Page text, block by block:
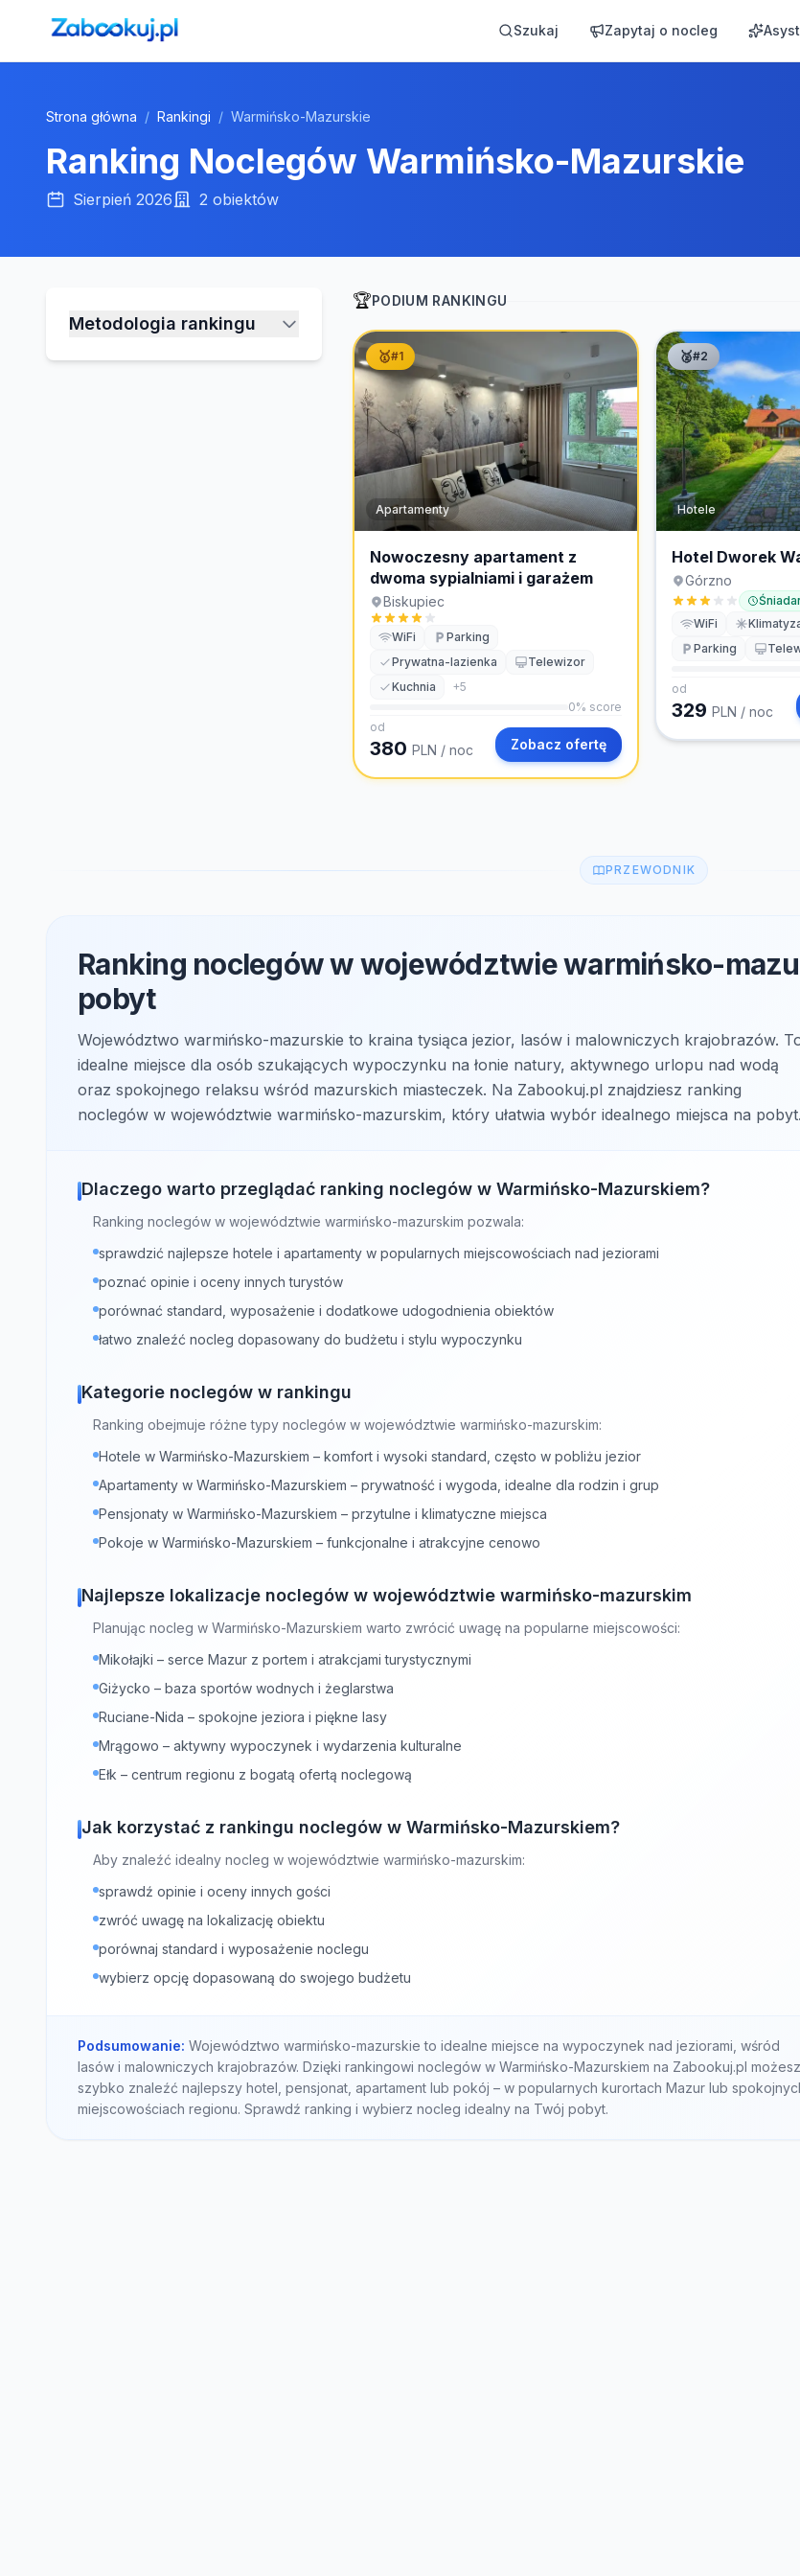
Szukaj Zapytaj o nocleg
Strona główna / Rankingi / Warmińsko-Mazurskie
Ranking Noclegów Warmińsko-Mazurskie
Sierpień 2026 2 obiektów
Metodologia rankingu
🏆PODIUM RANKINGU
🥇#1
Apartamenty
Nowoczesny apartament z
dwoma sypialniami i garażem
Biskupiec
WiFi
Parking
Prywatna-lazienka
Telewizor
Kuchnia
+5
0% score
od
380 PLN / noc Zobacz ofertę
🥈#2
Hotele
Hotel Dworek
Górzno
WiFi
Parking
od
329 PLN / noc
PRZEWODNIK
Ranking noclegów w województwie warmińsko-
pobyt
Województwo warmińsko-mazurskie to kraina tysiąca jezior, lasów i malowniczych krajobrazów.
idealne miejsce dla osób szukających wypoczynku na łonie natury, aktywnego urlopu nad wodą
oraz spokojnego relaksu wśród mazurskich miasteczek. Na Zabookuj.pl znajdziesz ranking
noclegów w województwie warmińsko-mazurskim, który ułatwia wybór idealnego miejsca na pobyt.
Dlaczego warto przeglądać ranking noclegów w Warmińsko-Mazurskiem?
Ranking noclegów w województwie warmińsko-mazurskim pozwala:
sprawdzić najlepsze hotele i apartamenty w popularnych miejscowościach nad jeziorami
poznać opinie i oceny innych turystów
porównać standard, wyposażenie i dodatkowe udogodnienia obiektów
łatwo znaleźć nocleg dopasowany do budżetu i stylu wypoczynku
Kategorie noclegów w rankingu
Ranking obejmuje różne typy noclegów w województwie warmińsko-mazurskim:
Hotele w Warmińsko-Mazurskiem – komfort i wysoki standard, często w pobliżu jezior
Apartamenty w Warmińsko-Mazurskiem – prywatność i wygoda, idealne dla rodzin i grup
Pensjonaty w Warmińsko-Mazurskiem – przytulne i klimatyczne miejsca
Pokoje w Warmińsko-Mazurskiem – funkcjonalne i atrakcyjne cenowo
Najlepsze lokalizacje noclegów w województwie warmińsko-mazurskim
Planując nocleg w Warmińsko-Mazurskiem warto zwrócić uwagę na popularne miejscowości:
Mikołajki – serce Mazur z portem i atrakcjami turystycznymi
Giżycko – baza sportów wodnych i żeglarstwa
Ruciane-Nida – spokojne jeziora i piękne lasy
Mrągowo – aktywny wypoczynek i wydarzenia kulturalne
Ełk – centrum regionu z bogatą ofertą noclegową
Jak korzystać z rankingu noclegów w Warmińsko-Mazurskiem?
Aby znaleźć idealny nocleg w województwie warmińsko-mazurskim:
sprawdź opinie i oceny innych gości
zwróć uwagę na lokalizację obiektu
porównaj standard i wyposażenie noclegu
wybierz opcję dopasowaną do swojego budżetu
Podsumowanie: Województwo warmińsko-mazurskie to idealne miejsce na wypoczynek nad jeziorami, wśród
lasów i malowniczych krajobrazów. Dzięki rankingowi noclegów w Warmińsko-Mazurskiem na Zabookuj.pl możesz
szybko znaleźć najlepszy hotel, pensjonat, apartament lub pokój – w popularnych kurortach Mazur lub
miejscowościach regionu. Sprawdź ranking i wybierz nocleg idealny na Twój pobyt.